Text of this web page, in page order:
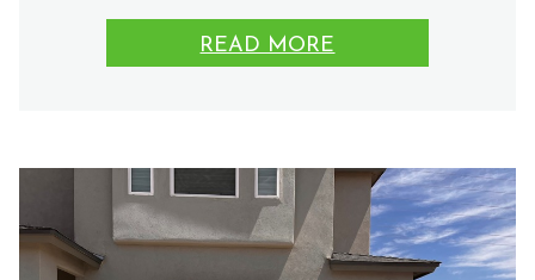
READ MORE